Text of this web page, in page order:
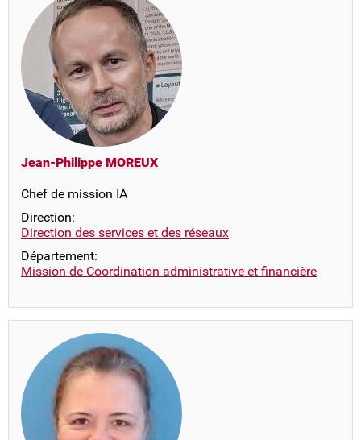
Jean-Philippe MOREUX
Chef de mission IA
Direction:
Direction des services et des réseaux
Département:
Mission de Coordination administrative et financière